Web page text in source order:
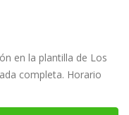
en la plantilla de Los
completa. Horario